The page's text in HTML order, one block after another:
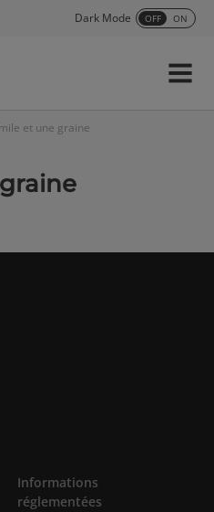
Dark Mode OFF ON
Menu
et une graine
Informations
réglementées